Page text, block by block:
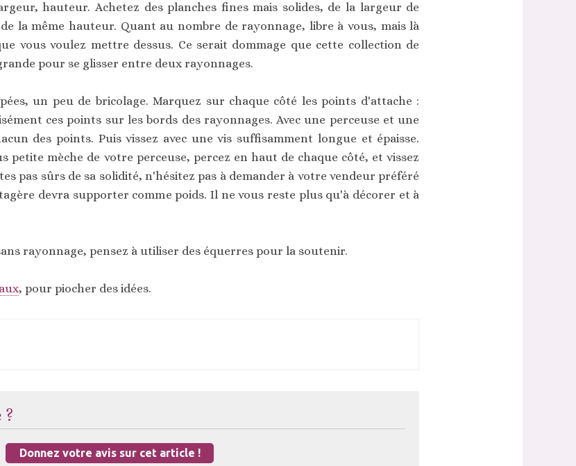
hauteur. Achetez des planches fines mais solides, de la largeur de
la même hauteur. Quant au nombre de rayonnage, libre à vous, mais là
vous voulez mettre dessus. Ce serait dommage que cette collection de
pour se glisser entre deux rayonnages.
un peu de bricolage. Marquez sur chaque côté les points d'attache :
ces points sur les bords des rayonnages. Avec une perceuse et une
des points. Puis vissez avec une vis suffisamment longue et épaisse.
petite mèche de votre perceuse, percez en haut de chaque côté, et vissez
pas sûrs de sa solidité, n'hésitez pas à demander à votre vendeur préféré
devra supporter comme poids. Il ne vous reste plus qu'à décorer et à
rayonnage, pensez à utiliser des équerres pour la soutenir.
, pour piocher des idées.
Donnez votre avis sur cet article !